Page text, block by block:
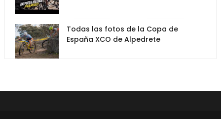
Todas las fotos de la Copa de
España XCO de Alpedrete